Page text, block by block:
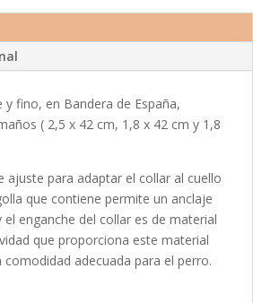
y fino, en Bandera de España,
( 2,5 x 42 cm, 1,8 x 42 cm y 1,8
ajuste para adaptar el collar al cuello
que contiene permite un anclaje
enganche del collar es de material
que proporciona este material
adecuada para el perro.